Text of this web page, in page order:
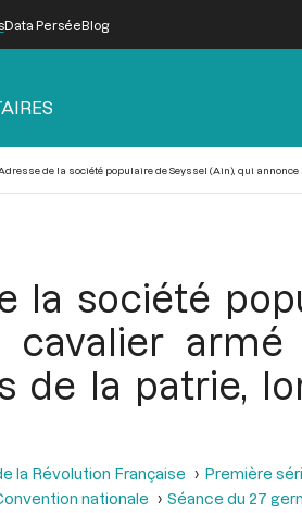
Data PerséeBlog
de la société populaire de Seyssel (Ain), qui
la société
cavalier
de la patrie,
la Révolution Française Première
nationale
Séance du 27